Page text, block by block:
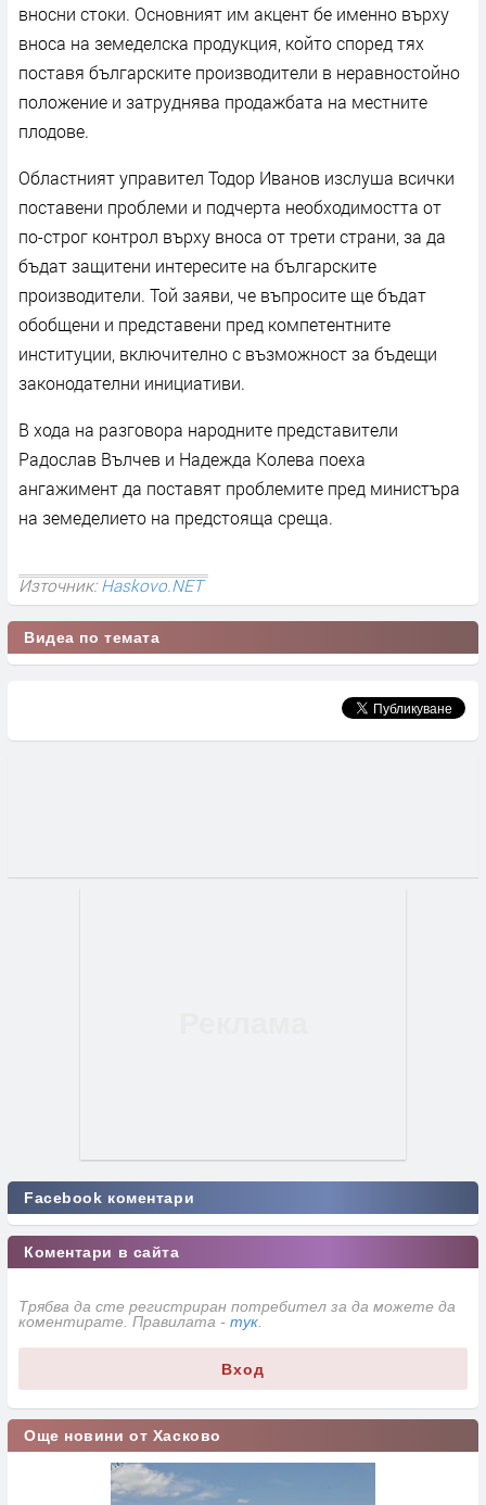
вносни стоки. Основният им акцент бе именно върху
вноса на земеделска продукция, който според тях
поставя българските производители в неравностойно
положение и затруднява продажбата на местните
плодове.
Областният управител Тодор Иванов изслуша всички
поставени проблеми и подчерта необходимостта от
по-строг контрол върху вноса от трети страни, за да
бъдат защитени интересите на българските
производители. Той заяви, че въпросите ще бъдат
обобщени и представени пред компетентните
институции, включително с възможност за бъдещи
законодателни инициативи.
В хода на разговора народните представители
Радослав Вълчев и Надежда Колева поеха
ангажимент да поставят проблемите пред министъра
на земеделието на предстояща среща.
Източник:Haskovo.NET
Видеа по темата
Facebook коментари
Коментари в сайта
Трябва да сте регистриран потребител за да можете да
коментирате. Правилата - тук
Вход
Още новини от Хасково